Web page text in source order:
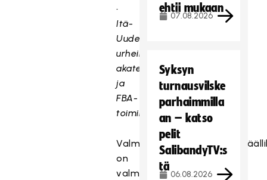
•
Itä-
Uudenmaan
urheilija-
akatemia-
ja
FBA-
toiminta
Valmennuspäällikkö/
on
valmentajien
ehtii mukaan
07.08.2026
Syksyn
turnausvilske
parhaimmilla
an – katso
pelit
SalibandyTV:s
tä
06.08.2026